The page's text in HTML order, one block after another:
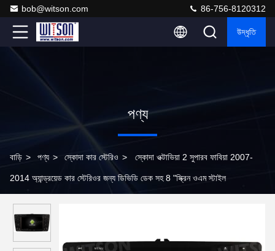
bob@witson.com 86-756-8120312
উদ্ধৃতি
পণ্য
বাড়ি > পণ্য > স্কোদা কার স্টেরিও > স্কোদা ওক্টাভিয়া 2 সুপারব ফাবিয়া 2007-
2014 অ্যান্ড্রয়েড কার স্টেরিওর জন্য ডিভিডি ডেক সহ 8 "স্ক্রিন ওএম স্টাইল